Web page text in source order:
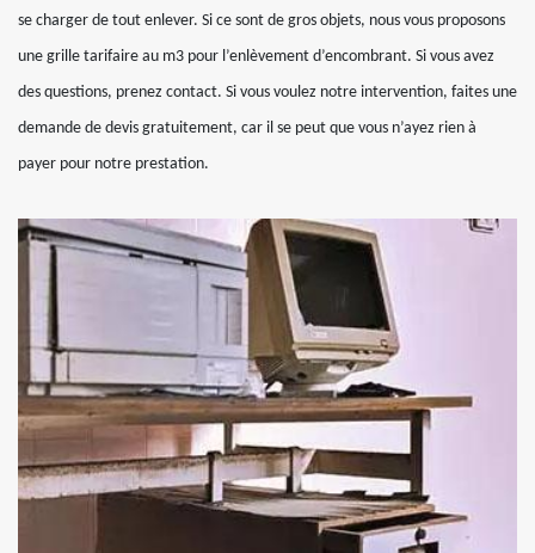
se charger de tout enlever. Si ce sont de gros objets, nous vous proposons
une grille tarifaire au m3 pour l’enlèvement d’encombrant. Si vous avez
des questions, prenez contact. Si vous voulez notre intervention, faites une
demande de devis gratuitement, car il se peut que vous n’ayez rien à
payer pour notre prestation.